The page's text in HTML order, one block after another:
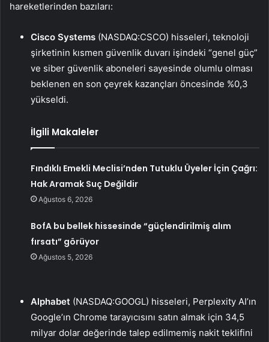
hareketlerinden bazıları:
Cisco Systems (NASDAQ:CSCO) hisseleri, teknoloji
şirketinin kısmen güvenlik duvarı işindeki “genel güç”
ve siber güvenlik aboneleri sayesinde olumlu olması
beklenen en son çeyrek kazançları öncesinde %0,3
yükseldi.
İlgili Makaleler
Fındıklı Emekli Meclisi’nden Tutuklu Üyeler İçin Çağrı:
Hak Aramak Suç Değildir
Ağustos 6, 2026
BofA bu bellek hissesinde “güçlendirilmiş alım
fırsatı” görüyor
Ağustos 5, 2026
Alphabet (NASDAQ:GOOGL) hisseleri, Perplexity AI’ın
Google’ın Chrome tarayıcısını satın almak için 34,5
milyar dolar değerinde talep edilmemiş nakit teklifini